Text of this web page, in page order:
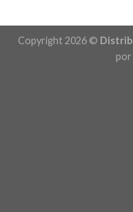
Copyright 2026 ©
por